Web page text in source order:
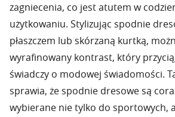
zagniecenia, co jest atutem w
użytkowaniu. Stylizując spodnie
płaszczem lub skórzaną kurtką,
wyrafinowany kontrast, który
świadczy o modowej świadomości.
sprawia, że spodnie dresowe są
wybierane nie tylko do sportowych,